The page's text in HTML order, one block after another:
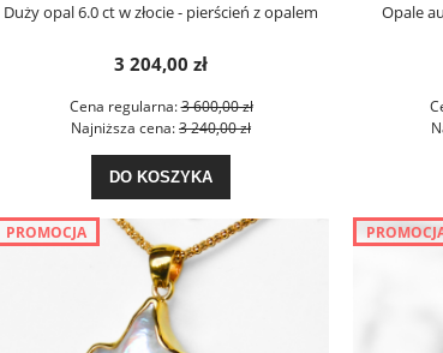
Duży opal 6.0 ct w złocie - pierścień z opalem
3 204,00 zł
Cena regularna:3 600,00 zł
Najniższa cena:3 240,00 zł
DO KOSZYKA
Opale
PROMOCJA